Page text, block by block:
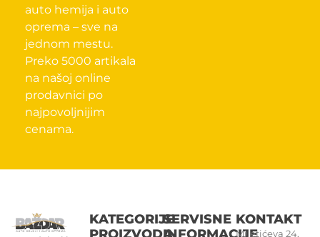
auto hemija i auto
oprema – sve na
jednom mestu.
Preko 5000 artikala
na našoj online
prodavnici po
najpovoljnijim
cenama.
KATEGORIJESERVISNE KONTAKT
Miletićeva 24,